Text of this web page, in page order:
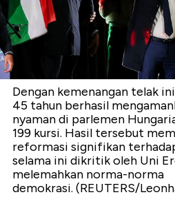
Dengan kemenangan telak
45 tahun berhasil
nyaman di parlemen
199 kursi. Hasil tersebut
reformasi signifikan
selama ini dikritik oleh Uni
melemahkan norma-norma
demokrasi. (REUTERS/